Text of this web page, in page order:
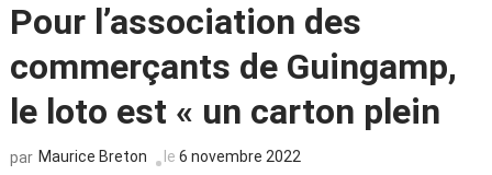
Pour l’association des
commerçants de Guingamp,
le loto est « un carton plein
par Maurice Breton le 6 novembre 2022